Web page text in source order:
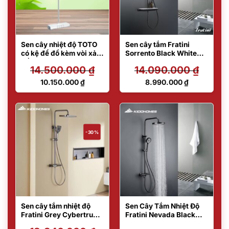
Sen cây nhiệt độ TOTO
có kệ để đồ kèm vòi xả
14.500.000₫
Giá
14.500.000 ₫.
10.150.000₫
Giá
là:
10.150.000 ₫.
Sen cây tắm Fratini
Sorrento Black White
39050101BK
14.090.000₫
Giá
14.090.000 ₫.
8.990.000₫
Giá
8.990.000 ₫.
-30%
Sen cây tắm nhiệt độ
Fratini Grey Cybertruck
Sen Cây Tắm Nhiệt Độ
Fratini Nevada Black